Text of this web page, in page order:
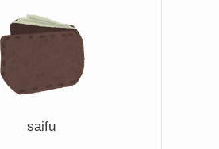
saifu